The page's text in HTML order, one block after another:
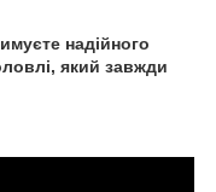
надійного
який завжди